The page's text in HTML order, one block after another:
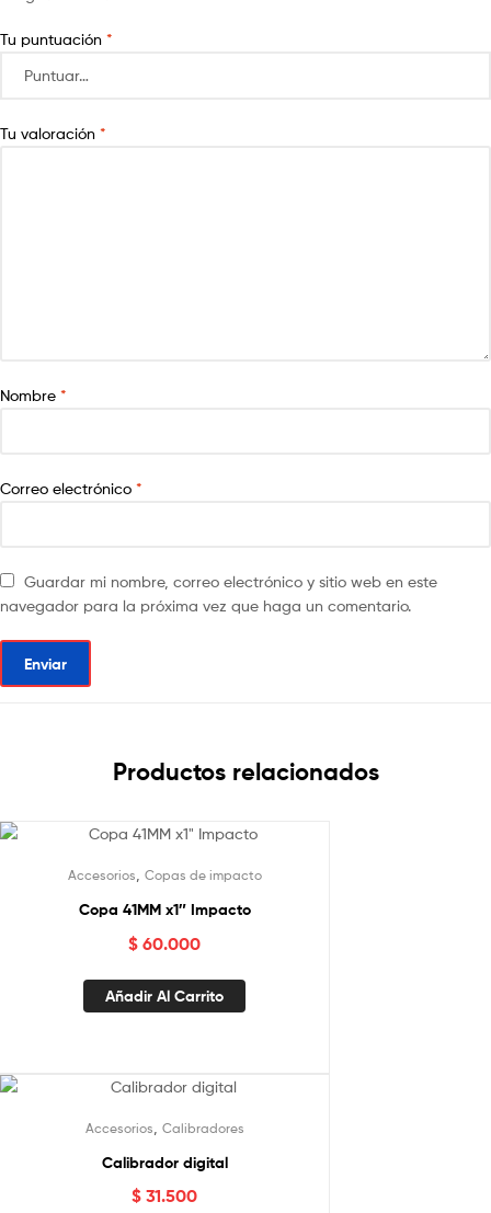
Tu puntuación *
Tu valoración *
Nombre *
Correo electrónico *
Guardar mi nombre, correo electrónico y sitio web en este
navegador para la próxima vez que haga un comentario.
Productos relacionados
Accesorios Copas de impacto
Copa 41MM x1″ Impacto
$ 60.000
Añadir Al Carrito
Accesorios Calibradores
Calibrador digital
$ 31.500